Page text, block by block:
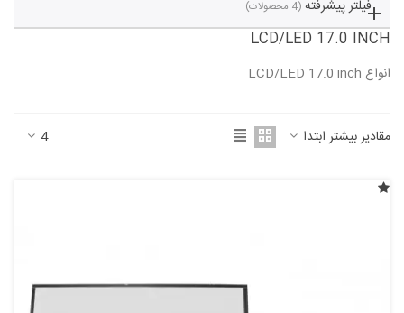
فیلتر پیشرفته (4 محصولات)
LCD/LED 17.0 INCH
انواع LCD/LED 17.0 inch
مقادیر بیشتر ابتدا 4